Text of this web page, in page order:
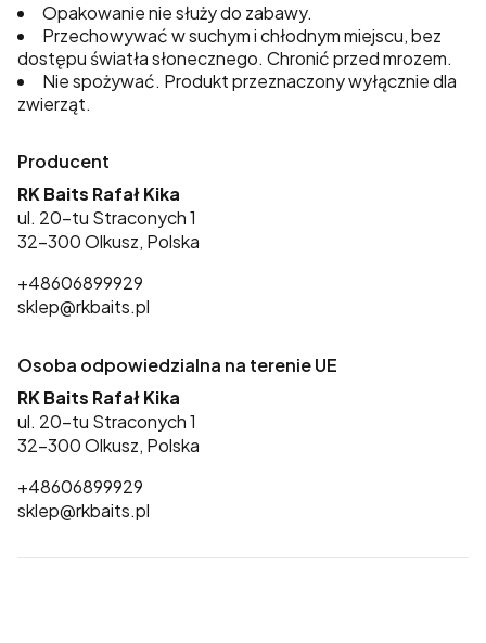
Opakowanie nie służy do zabawy.
Przechowywać w suchym i chłodnym miejscu, bez
dostępu światła słonecznego. Chronić przed mrozem.
Nie spożywać. Produkt przeznaczony wyłącznie dla
zwierząt.
Producent
RK Baits Rafał Kika
ul. 20-tu Straconych 1
32-300 Olkusz, Polska
+48606899929
sklep@rkbaits.pl
Osoba odpowiedzialna na terenie UE
RK Baits Rafał Kika
ul. 20-tu Straconych 1
32-300 Olkusz, Polska
+48606899929
sklep@rkbaits.pl